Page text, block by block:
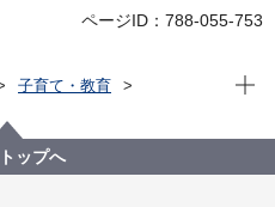
ページID：788-055-753
子育て・教育
障害児支援事業所等物価高騰
第４四半期分）のご案内（障
談支援事業所）
現在
ップへ